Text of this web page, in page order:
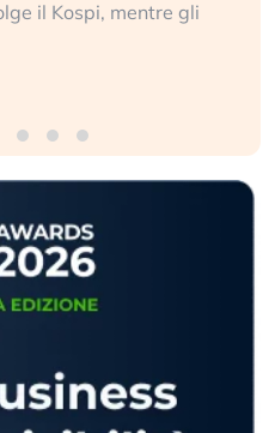
mentre gli
La